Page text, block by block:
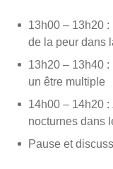
13h00 – 13h20
de la peur dans
13h20 – 13h40
un être multiple
14h00 – 14h20
nocturnes dans
Pause et